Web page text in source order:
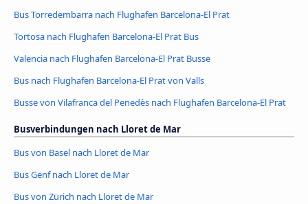
Bus Torredembarra nach Flughafen Barcelona-El Prat
Tortosa nach Flughafen Barcelona-El Prat Bus
Valencia nach Flughafen Barcelona-El Prat Busse
Bus nach Flughafen Barcelona-El Prat von Valls
Busse von Vilafranca del Penedès nach Flughafen Barcelona-El Prat
Busverbindungen nach Lloret de Mar
Bus von Basel nach Lloret de Mar
Bus Genf nach Lloret de Mar
Bus von Zürich nach Lloret de Mar